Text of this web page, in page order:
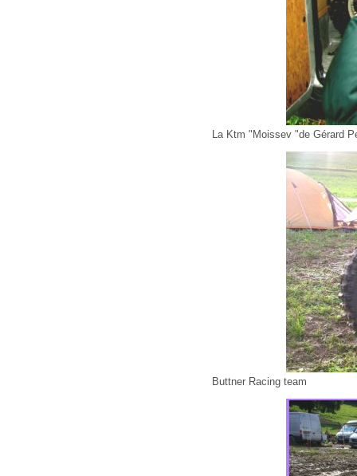
La Ktm "Moissev "de Gérard
Buttner Racing team